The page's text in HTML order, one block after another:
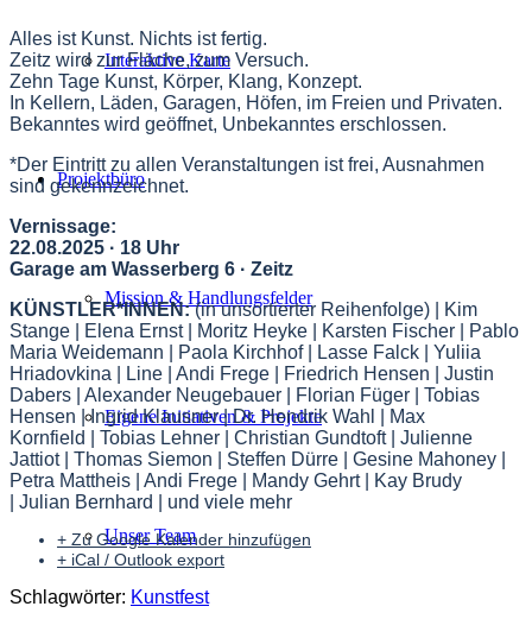
Interaktive Karte
Projektbüro
Mission & Handlungsfelder
Eigene Initiativen & Projekte
Unser Team
Alles ist Kunst. Nichts ist fertig.
Zeitz wird zur Fläche, zum Versuch.
Zehn Tage Kunst, Körper, Klang, Konzept.
In Kellern, Läden, Garagen, Höfen, im Freien und Privaten.
Bekanntes wird geöffnet, Unbekanntes erschlossen.
*Der Eintritt zu allen Veranstaltungen ist frei, Ausnahmen
sind gekennzeichnet.
Vernissage:
22.08.2025 · 18 Uhr
Garage am Wasserberg 6 · Zeitz
KÜNSTLER*INNEN:(in unsortierter Reihenfolge) | Kim
Stange | Elena Ernst | Moritz Heyke | Karsten Fischer | Pablo
Maria Weidemann | Paola Kirchhof | Lasse Falck | Yuliia
Hriadovkina | Line | Andi Frege | Friedrich Hensen | Justin
Dabers | Alexander Neugebauer | Florian Füger | Tobias
Hensen | Ingrid Klausner | Dr. Hendrik Wahl | Max
Kornfield | Tobias Lehner | Christian Gundtoft | Julienne
Jattiot | Thomas Siemon | Steffen Dürre | Gesine Mahoney |
Petra Mattheis | Andi Frege | Mandy Gehrt | Kay Brudy
| Julian Bernhard | und viele mehr
+ Zu Google Kalender hinzufügen
+ iCal / Outlook export
Schlagwörter: Kunstfest